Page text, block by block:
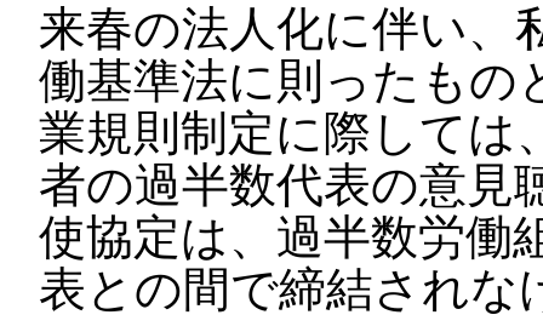
来春の法人化に伴い、
働基準法に則ったもの
業規則制定に際しては
者の過半数代表の意見
使協定は、過半数労働
表との間で締結されな